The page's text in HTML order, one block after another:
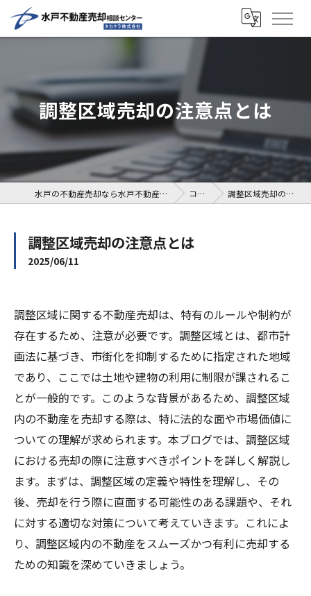
調整区域売却の注意点とは
水戸の不動産売却なら水戸不動産売却相談センター コラム 調整区域売却の注意点とは
調整区域売却の注意点とは
2025/06/11
調整区域に関する不動産売却は、特有のルールや制約が
存在するため、注意が必要です。調整区域とは、都市計
画法に基づき、市街化を抑制するために指定された地域
であり、ここでは土地や建物の利用に制限が課されるこ
とが一般的です。このような背景があるため、調整区域
内の不動産を売却する際は、特に法的な面や市場価値に
ついての理解が求められます。本ブログでは、調整区域
における売却の際に注意すべきポイントを詳しく解説し
ます。まずは、調整区域の定義や特性を理解し、その
後、売却を行う際に直面する可能性のある課題や、それ
に対する適切な対策について考えていきます。これによ
り、調整区域内の不動産をスムーズかつ有利に売却する
ための知識を深めていきましょう。